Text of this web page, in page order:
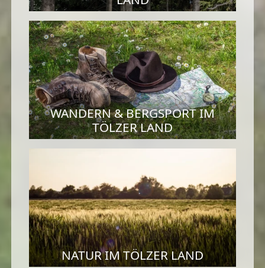
WANDERN & BERGSPORT IM
TÖLZER LAND
NATUR IM TÖLZER LAND